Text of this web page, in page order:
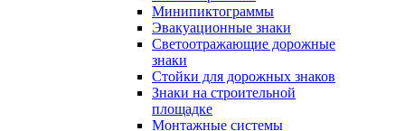
Минипиктограммы
Эвакуационные знаки
Светоотражающие дорожные
знаки
Стойки для дорожных знаков
Знаки на строительной
площадке
Монтажные системы